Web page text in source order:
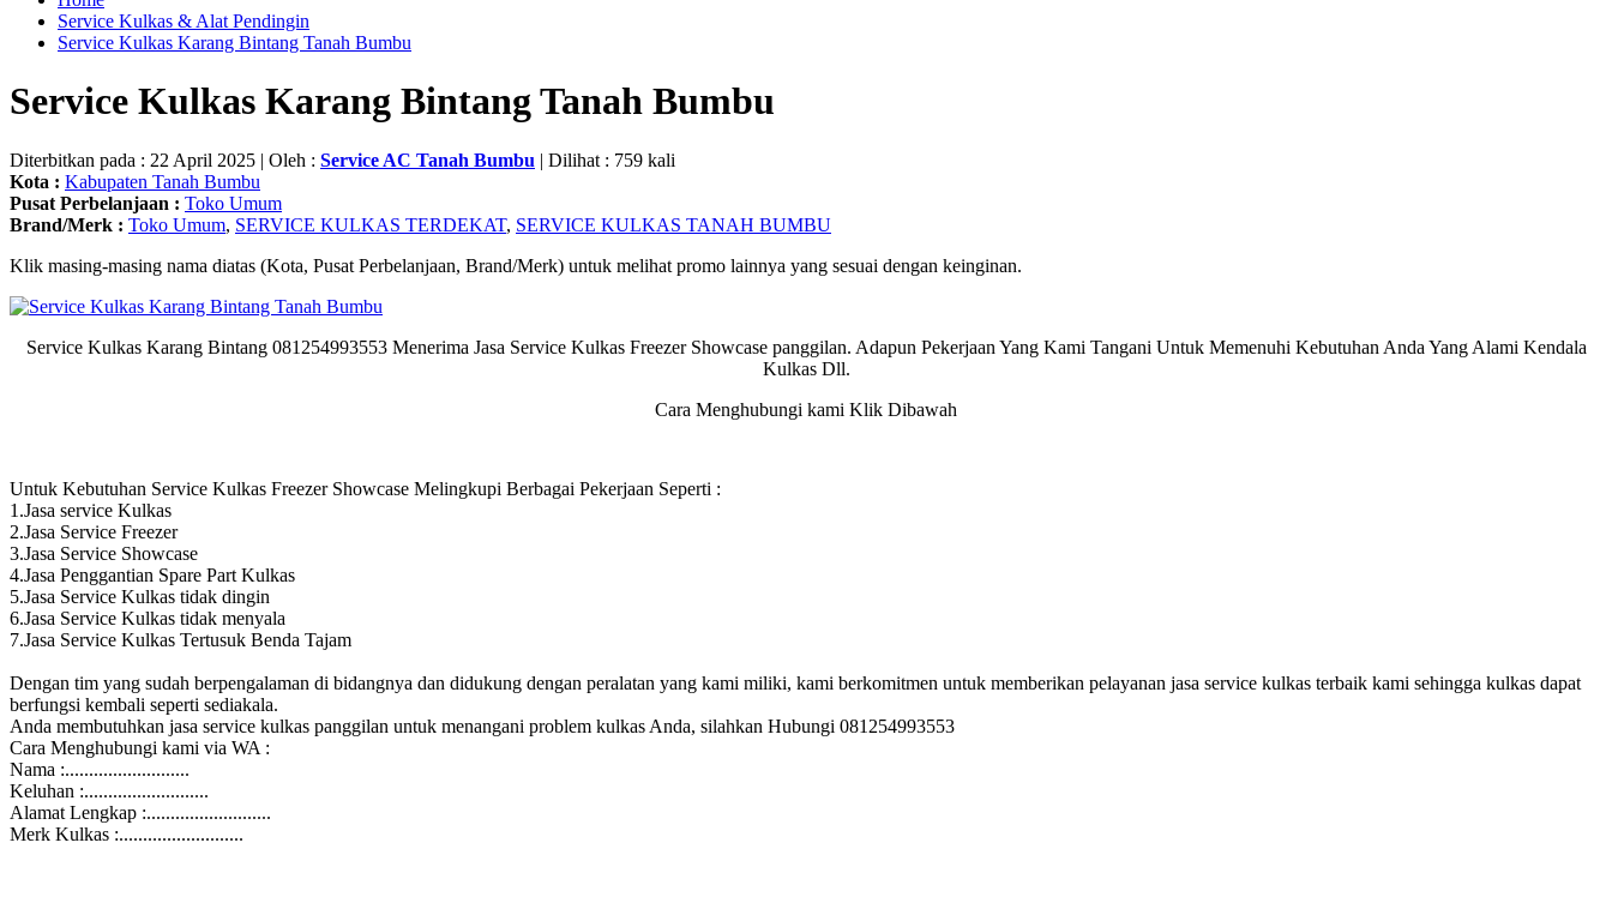
Service Kulkas & Alat Pendingin
Service Kulkas Karang Bintang Tanah Bumbu
Service Kulkas Karang Bintang Tanah Bumbu
Diterbitkan pada : 22 April 2025 | Oleh : Service AC Tanah Bumbu | Dilihat : 759 kali
Kota : Kabupaten Tanah Bumbu
Pusat Perbelanjaan : Toko Umum
Brand/Merk : Toko Umum, SERVICE KULKAS TERDEKAT, SERVICE KULKAS TANAH BUMBU
Klik masing-masing nama diatas (Kota, Pusat Perbelanjaan, Brand/Merk) untuk melihat promo lainnya yang sesuai dengan keinginan.
Service Kulkas Karang Bintang 081254993553 Menerima Jasa Service Kulkas Freezer Showcase panggilan. Adapun Pekerjaan Yang Kami Tangani Untuk Memenuhi Kebutuhan Anda Yang Alami Kendala
Kulkas Dll.
Cara Menghubungi kami Klik Dibawah
Untuk Kebutuhan Service Kulkas Freezer Showcase Melingkupi Berbagai Pekerjaan Seperti :
1.Jasa service Kulkas
2.Jasa Service Freezer
3.Jasa Service Showcase
4.Jasa Penggantian Spare Part Kulkas
5.Jasa Service Kulkas tidak dingin
6.Jasa Service Kulkas tidak menyala
7.Jasa Service Kulkas Tertusuk Benda Tajam
Dengan tim yang sudah berpengalaman di bidangnya dan didukung dengan peralatan yang kami miliki, kami berkomitmen untuk memberikan pelayanan jasa service kulkas terbaik kami sehingga kulkas dapat
berfungsi kembali seperti sediakala.
Anda membutuhkan jasa service kulkas panggilan untuk menangani problem kulkas Anda, silahkan Hubungi 081254993553
Cara Menghubungi kami via WA :
Nama :..........................
Keluhan :..........................
Alamat Lengkap :..........................
Merk Kulkas :..........................